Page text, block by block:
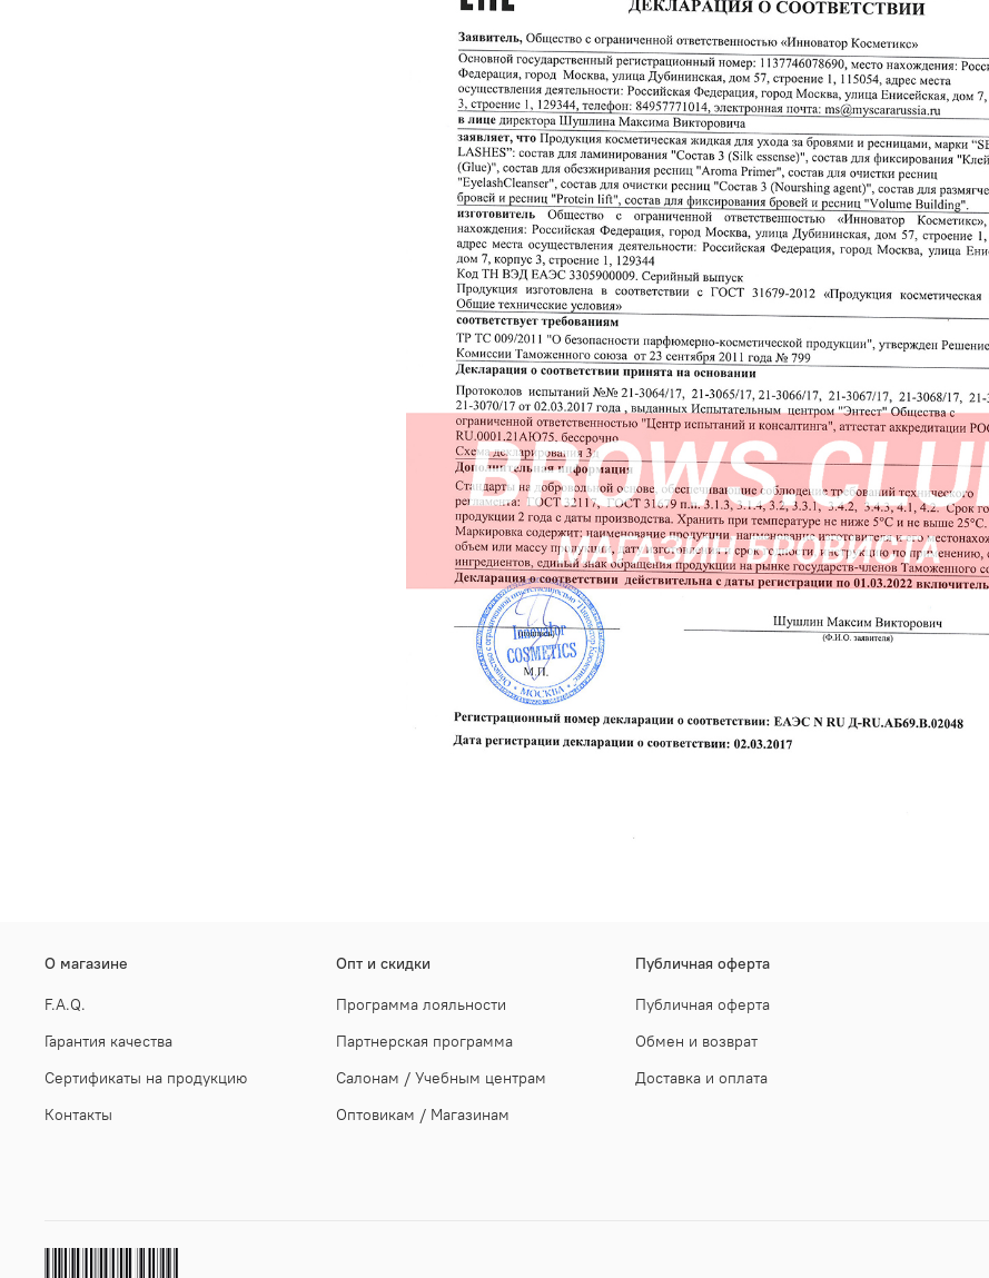
О магазине
F.A.Q.
Гарантия качества
Сертификаты на продукцию
Контакты
Опт и скидки
Программа лояльности
Партнерская программа
Салонам / Учебным центрам
Оптовикам / Магазинам
Публичная оферта
Публичная оферта
Обмен и возврат
Доставка и оплата